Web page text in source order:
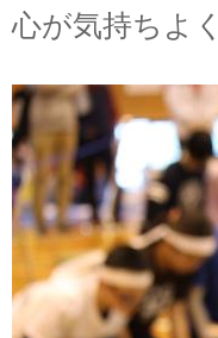
心が気持ちよ